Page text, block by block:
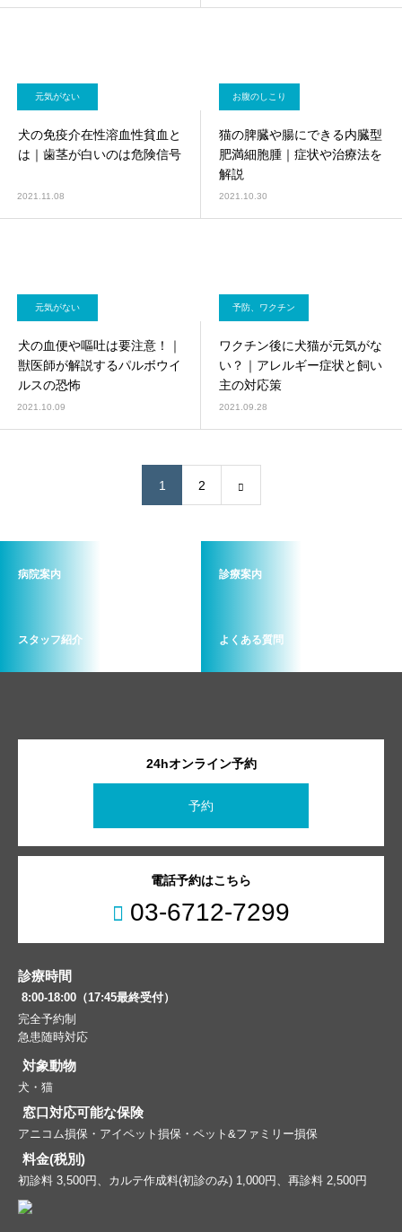
元気がない
犬の免疫介在性溶血性貧血と
は｜歯茎が白いのは危険信号
2021.11.08
お腹のしこり
猫の脾臓や腸にできる内臓型
肥満細胞腫｜症状や治療法を
解説
2021.10.30
元気がない
犬の血便や嘔吐は要注意！｜
獣医師が解説するパルボウイ
ルスの恐怖
2021.10.09
予防、ワクチン
ワクチン後に犬猫が元気がな
い？｜アレルギー症状と飼い
主の対応策
2021.09.28
1 2
病院案内 診療案内
スタッフ紹介 よくある質問
24hオンライン予約
予約
電話予約はこちら
03-6712-7299
診療時間
8:00-18:00（17:45最終受付）
完全予約制
急患随時対応
対象動物
犬・猫
窓口対応可能な保険
アニコム損保・アイペット損保・ペット&ファミリー損保
料金(税別)
初診料 3,500円、カルテ作成料(初診のみ) 1,000円、再診料 2,500円